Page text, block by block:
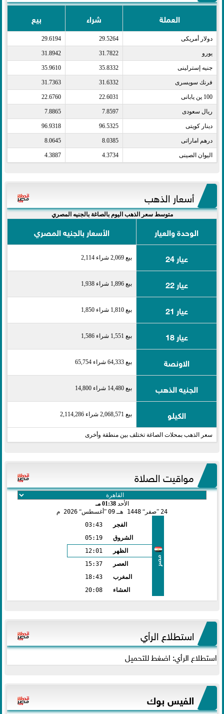
العملة شراء بيع
دولار أمريكى​ 29.5264
29.6194
يورو​ 31.7822
31.8942
جنيه إسترلينى​ 35.8332
35.9610
فرنك سويسرى​ 31.6332
31.7363
100 ين يابانى​ 22.6031
22.6760
ريال سعودى​ 7.8597
7.8865
دينار كويتى​ 96.5325
96.9318
درهم اماراتى​ 8.0385
8.0645
اليوان الصينى​ 4.3734
4.3887
أسعار الذهب
متوسط سعر الذهب اليوم بالصاغة بالجنيه المصري
الوحدة والعيار
الأسعار بالجنيه المصري
عيار 24
بيع 2,069 شراء 2,114
عيار 22 بيع 1,896 شراء 1,938
عيار 21 بيع 1,810 شراء 1,850
عيار 18 بيع 1,551 شراء 1,586
الاونصة بيع 64,333 شراء 65,754
الجنيه الذهب بيع 14,480 شراء 14,800
الكيلو بيع 2,068,571 شراء 2,114,286
سعر الذهب بمحلات الصاغة تختلف بين منطقة وأخرى
مواقيت الصلاة
الأحد01:38 مـ
24
صفر 1448 هـ 09 أغسطس 2026 م
مصر
الفجر
03:43
الشروق
05:19
الظهر
12:01
العصر
15:37
المغرب
18:43
العشاء
20:08
استطلاع الرأي
استطلاع الرأي: اضغط للتحميل
الفيس بوك